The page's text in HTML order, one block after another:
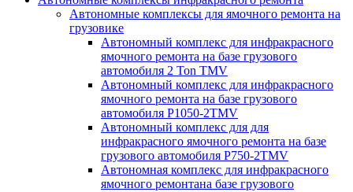
Автономные комплексы для ямочного ремонта на
грузовике
Автономный комплекс для инфракрасного
ямочного ремонта на базе грузового
автомобиля 2 Ton TMV
Автономный комплекс для инфракрасного
ямочного ремонта на базе грузового
автомобиля P1050-2TMV
Автономный комплекс для для
инфракрасного ямочного ремонта на базе
грузового автомобиля P750-2TMV
Автономная комплекс для инфракрасного
ямочного ремонтана базе грузового